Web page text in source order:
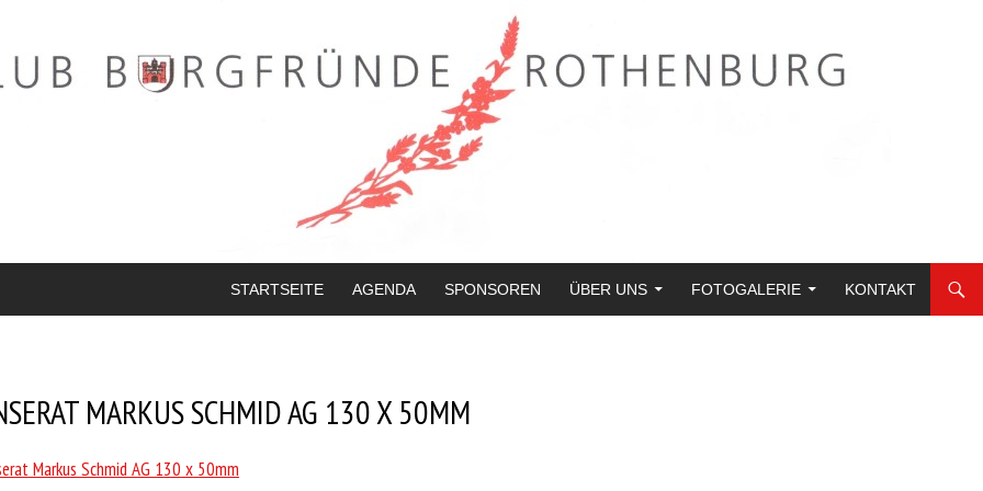
STARTSEITE AGENDA SPONSOREN ÜBER UNS FOTOGALERIE KONTAKT
MARKUS SCHMID AG 130 X 50MM
Markus Schmid AG 130 x 50mm